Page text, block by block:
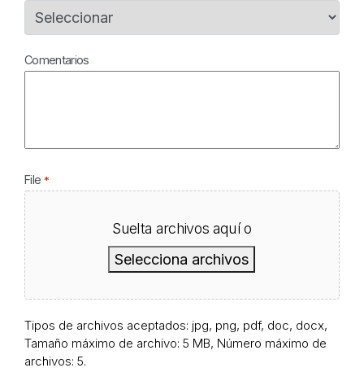
Comentarios
File *
Suelta archivos aquí o
Selecciona archivos
Tipos de archivos aceptados: jpg, png, pdf, doc, docx,
Tamaño máximo de archivo: 5 MB, Número máximo de
archivos: 5.